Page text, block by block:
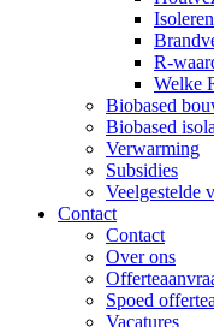
R-
Welke
Biobased
Biobased
Verwarming
Subsidies
Veelgestelde
Contact
Contact
Over ons
Spoed
Vacatures